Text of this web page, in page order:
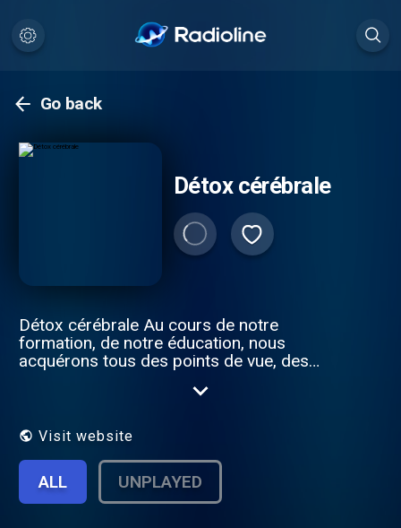
Go back
Détox cérébrale
Détox cérébrale Au cours de notre
formation, de notre éducation, nous
acquérons tous des points de vue, des
nous fermer l’accès aux chemins du
apprendre. Comment dépolluer nos esprits
nouveau, pour apprendre de nouvelles
approches, pour acquérir de nouvelles
visions, celles dont nous avons besoin
Visit website
ALL UNPLAYED